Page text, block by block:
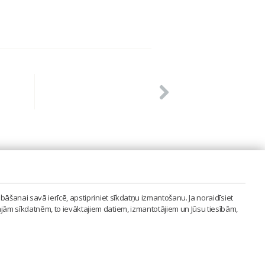
savā ierīcē, apstipriniet sīkdatņu izmantošanu. Ja noraidīsiet
sīkdatnēm, to ievāktajiem datiem, izmantotājiem un Jūsu tiesībām,